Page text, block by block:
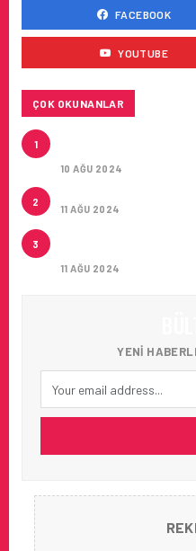
FACEBOOK
YOUTUBE
ÇOK OKUNANLAR
1
10 AĞU 2024
2
11 AĞU 2024
3
11 AĞU 2024
YENI